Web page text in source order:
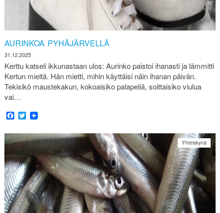
AURINKOA PYHÄJÄRVELLÄ
31.12.2025
Kerttu katseli ikkunastaan ulos: Aurinko paistoi ihanasti ja lämmitti
Kertun mieltä. Hän mietti, mihin käyttäisi näin ihanan päivän.
Tekisikö maustekakun, kokoaisiko palapeliä, soittaisiko viulua
vai…
Facebook
Twitter
Yhteiskynä